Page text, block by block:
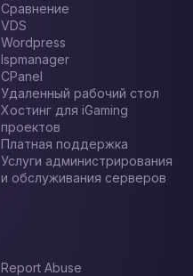
Сравнение
VDS
Wordpress
Ispmanager
CPanel
Удаленный рабочий стол
Хостинг для iGaming
проектов
Платная поддержка
Услуги администрирования
и обслуживания серверов
Report Abuse